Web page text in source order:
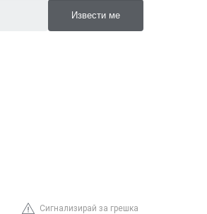
Сигнализирай за грешка